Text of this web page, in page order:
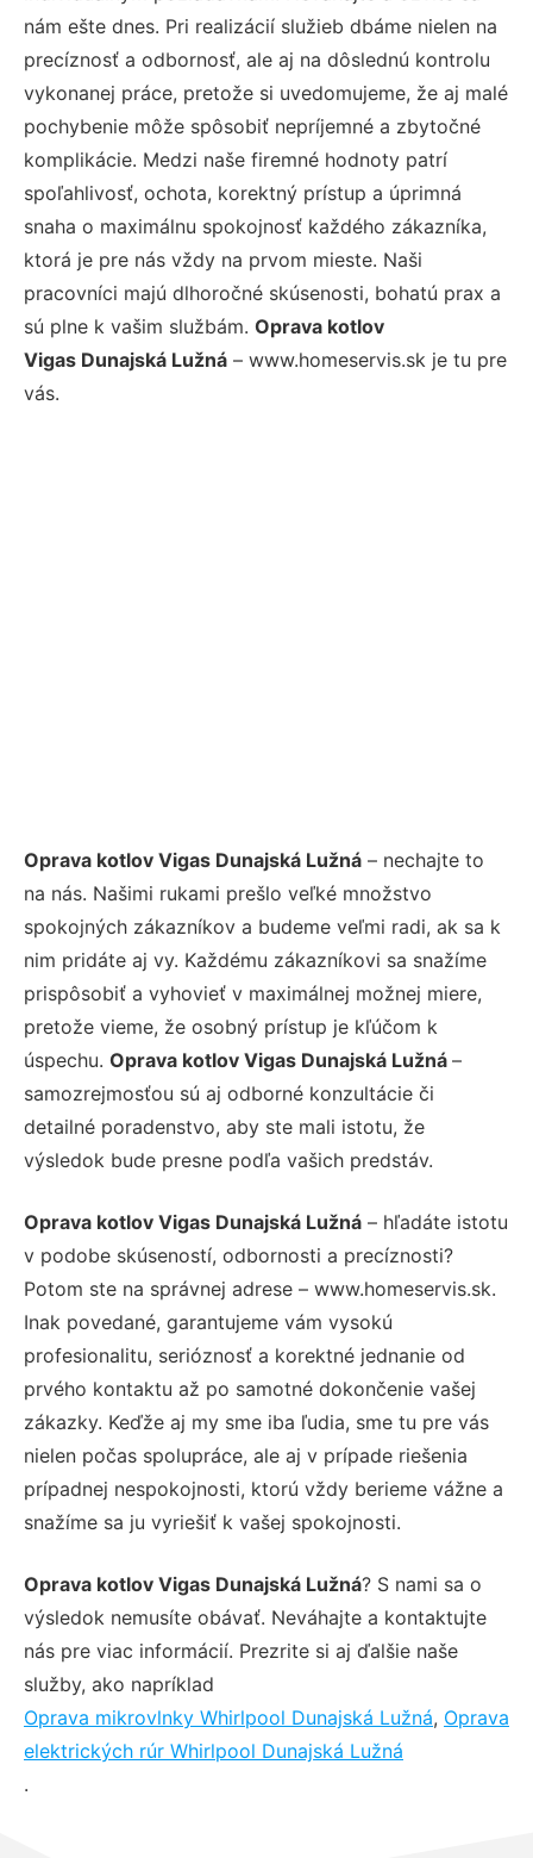
nám ešte dnes. Pri realizácií služieb dbáme nielen na
precíznosť a odbornosť, ale aj na dôslednú kontrolu
vykonanej práce, pretože si uvedomujeme, že aj malé
pochybenie môže spôsobiť nepríjemné a zbytočné
komplikácie. Medzi naše firemné hodnoty patrí
spoľahlivosť, ochota, korektný prístup a úprimná
snaha o maximálnu spokojnosť každého zákazníka,
ktorá je pre nás vždy na prvom mieste. Naši
pracovníci majú dlhoročné skúsenosti, bohatú prax a
sú plne k vašim službám. Oprava kotlov
Vigas Dunajská Lužná – www.homeservis.sk je tu pre
vás.
Oprava kotlov Vigas Dunajská Lužná – nechajte to
na nás. Našimi rukami prešlo veľké množstvo
spokojných zákazníkov a budeme veľmi radi, ak sa k
nim pridáte aj vy. Každému zákazníkovi sa snažíme
prispôsobiť a vyhovieť v maximálnej možnej miere,
pretože vieme, že osobný prístup je kľúčom k
úspechu. Oprava kotlov Vigas Dunajská Lužná –
samozrejmosťou sú aj odborné konzultácie či
detailné poradenstvo, aby ste mali istotu, že
výsledok bude presne podľa vašich predstáv.
Oprava kotlov Vigas Dunajská Lužná – hľadáte istotu
v podobe skúseností, odbornosti a precíznosti?
Potom ste na správnej adrese – www.homeservis.sk.
Inak povedané, garantujeme vám vysokú
profesionalitu, serióznosť a korektné jednanie od
prvého kontaktu až po samotné dokončenie vašej
zákazky. Keďže aj my sme iba ľudia, sme tu pre vás
nielen počas spolupráce, ale aj v prípade riešenia
prípadnej nespokojnosti, ktorú vždy berieme vážne a
snažíme sa ju vyriešiť k vašej spokojnosti.
Oprava kotlov Vigas Dunajská Lužná? S nami sa o
výsledok nemusíte obávať. Neváhajte a kontaktujte
nás pre viac informácií. Prezrite si aj ďalšie naše
služby, ako napríklad
Oprava mikrovlnky Whirlpool Dunajská Lužná, Oprava
elektrických rúr Whirlpool Dunajská Lužná
.